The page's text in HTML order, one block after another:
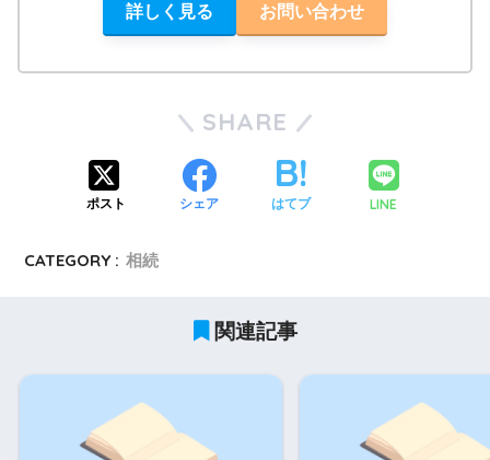
詳しく見る お問い合わせ
SHARE
ポスト シェア はてブ LINE
CATEGORY : 相続
関連記事